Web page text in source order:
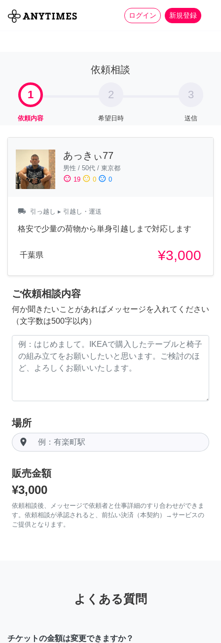
ログイン 新規登録
全て 家事 more_horiz
依頼相談
1
依頼内容
2
希望日時
3
送信
あっきぃ77
男性 / 50代 / 東京都
sentiment_satisfied 19 sentiment_neutral 0 sentiment_dissatisfied 0
local_shipping 引っ越し ▸ 引越し・運送
格安で少量の荷物から単身引越しまで対応します
千葉県 ¥3,000
ご依頼相談内容
何か聞きたいことがあればメッセージを入れてください
（文字数は500字以内）
場所
room
販売金額
¥3,000
依頼相談後、メッセージで依頼者と仕事詳細のすり合わせができま
す。依頼相談が承認されると、前払い決済（本契約）→サービスの
ご提供となります。
よくある質問
チケットの金額は変更できますか？